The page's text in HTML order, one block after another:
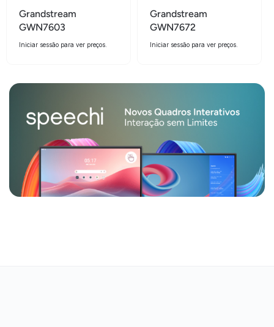
Grandstream
GWN7603
Iniciar sessão para ver preços.
Grandstream
GWN7672
Iniciar sessão para ver preços.